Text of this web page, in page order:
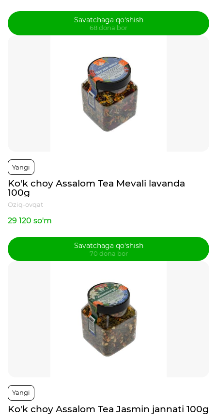
Savatchaga qo‘shish
68 dona bor
Yangi
Ko'k choy Assalom Tea Mevali lavanda
100g
Oziq-ovqat
29 120 so'm
Savatchaga qo‘shish
70 dona bor
Yangi
Ko'k choy Assalom Tea Jasmin jannati 100g